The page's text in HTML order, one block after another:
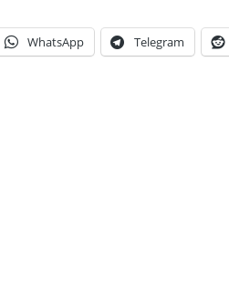
WhatsApp Telegram